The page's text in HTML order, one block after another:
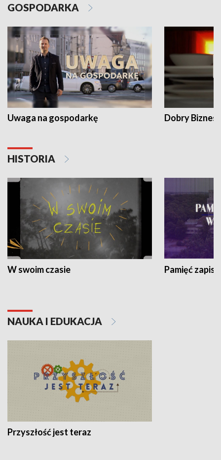
GOSPODARKA
Uwaga na gospodarkę Dobry Biznes
HISTORIA
W swoim czasie Pamięć
NAUKA I EDUKACJA
Przyszłość jest teraz